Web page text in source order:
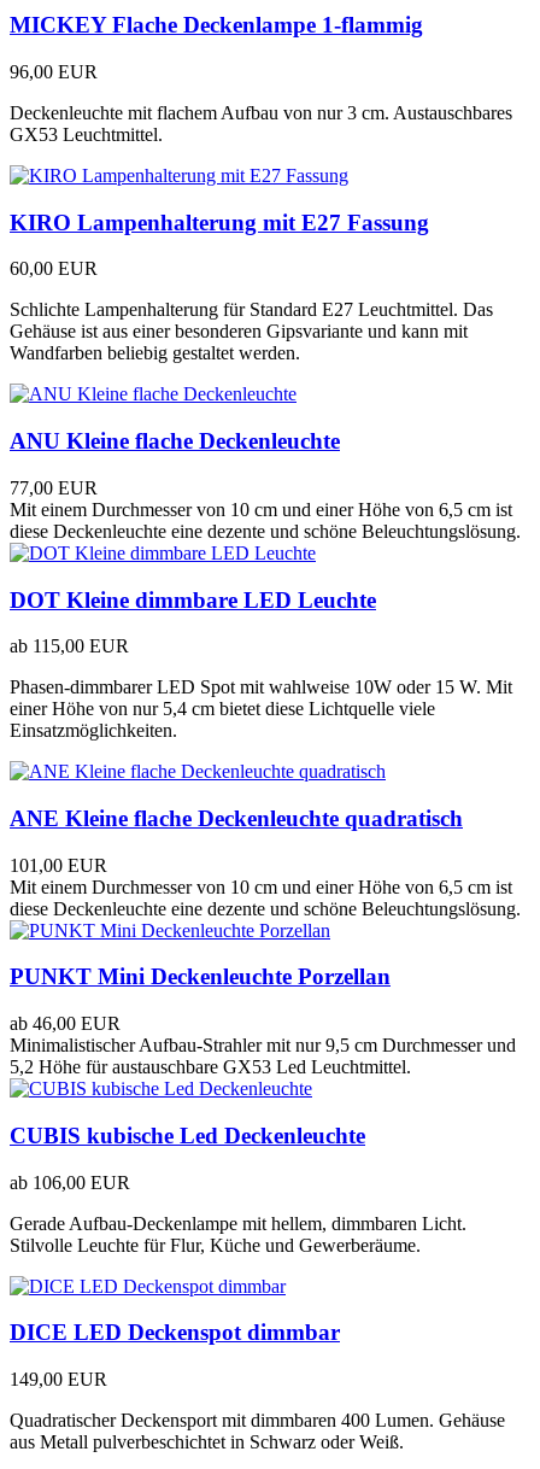
MICKEY Flache Deckenlampe 1-flammig
96,00 EUR
Deckenleuchte mit flachem Aufbau von nur 3 cm. Austauschbares
GX53 Leuchtmittel.
KIRO Lampenhalterung mit E27 Fassung
60,00 EUR
Schlichte Lampenhalterung für Standard E27 Leuchtmittel. Das
Gehäuse ist aus einer besonderen Gipsvariante und kann mit
Wandfarben beliebig gestaltet werden.
ANU Kleine flache Deckenleuchte
77,00 EUR
Mit einem Durchmesser von 10 cm und einer Höhe von 6,5 cm ist
diese Deckenleuchte eine dezente und schöne Beleuchtungslösung.
DOT Kleine dimmbare LED Leuchte
ab 115,00 EUR
Phasen-dimmbarer LED Spot mit wahlweise 10W oder 15 W. Mit
einer Höhe von nur 5,4 cm bietet diese Lichtquelle viele
Einsatzmöglichkeiten.
ANE Kleine flache Deckenleuchte quadratisch
101,00 EUR
Mit einem Durchmesser von 10 cm und einer Höhe von 6,5 cm ist
diese Deckenleuchte eine dezente und schöne Beleuchtungslösung.
PUNKT Mini Deckenleuchte Porzellan
ab 46,00 EUR
Minimalistischer Aufbau-Strahler mit nur 9,5 cm Durchmesser und
5,2 Höhe für austauschbare GX53 Led Leuchtmittel.
CUBIS kubische Led Deckenleuchte
ab 106,00 EUR
Gerade Aufbau-Deckenlampe mit hellem, dimmbaren Licht.
Stilvolle Leuchte für Flur, Küche und Gewerberäume.
DICE LED Deckenspot dimmbar
149,00 EUR
Quadratischer Deckensport mit dimmbaren 400 Lumen. Gehäuse
aus Metall pulverbeschichtet in Schwarz oder Weiß.